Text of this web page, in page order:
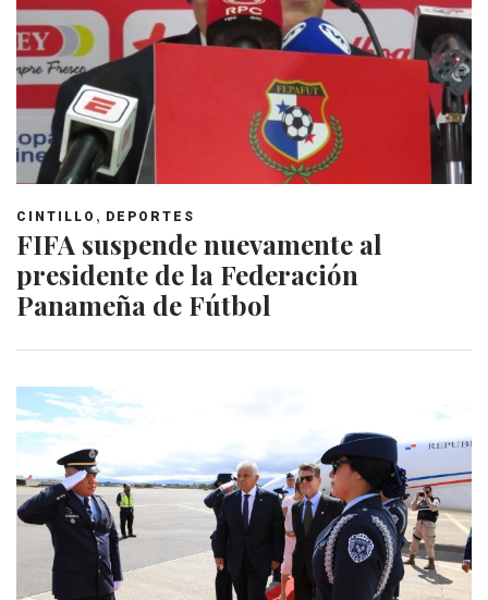
CINTILLO , DEPORTES
FIFA suspende nuevamente al
presidente de la Federación
Panameña de Fútbol